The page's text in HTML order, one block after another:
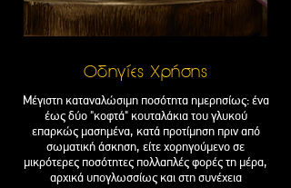
Οδηγίες Χρήσης
Μέγιστη καταναλώσιμη ποσότητα ημερησίως: ένα
έως δύο "κοφτά" κουταλάκια του γλυκού
επαρκώς μασημένα, κατά προτίμηση πριν από
σωματική άσκηση, είτε χορηγούμενο σε
μικρότερες ποσότητες πολλαπλές φορές τη μέρα,
αρχικά υπογλωσσίως και στη συνέχεια